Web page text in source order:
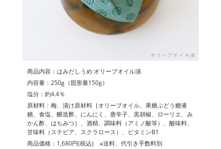
商品内容：はみだしうめ オリーブオイル漬
内容量：250g（固形量150g）
塩分：約4.4％
原材料：梅、漬け原材料［オリーブオイル、果糖ぶどう糖液
糖、食塩、醸造酢、にんにく、唐辛子、黒胡椒、ローリエ、み
かん酢、はちみつ］、酒精、調味料（アミノ酸等）、酸味料、
甘味料（ステビア、スクラロース）、ビタミンB1
商品価格：1,680円(税込) ※送料、代引き手数料別